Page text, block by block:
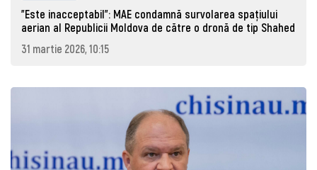
"Este inacceptabil": MAE condamnă survolarea spațiului
aerian al Republicii Moldova de către o dronă de tip Shahed
31 martie 2026, 10:15